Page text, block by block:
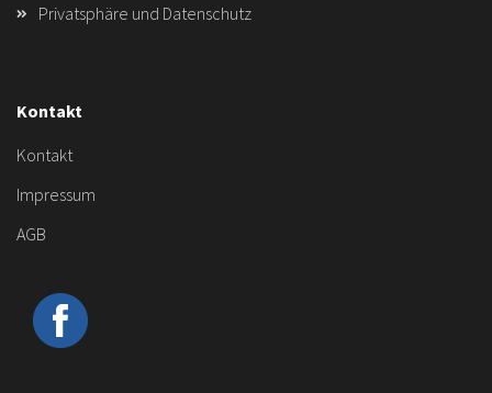
Privatsphäre und Datenschutz
Kontakt
Kontakt
Impressum
AGB